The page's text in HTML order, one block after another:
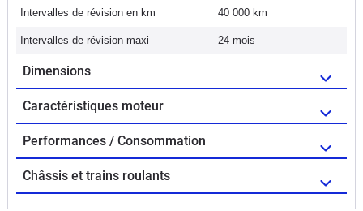
Intervalles de révision en km
40 000 km
Intervalles de révision maxi 24 mois
Dimensions
Caractéristiques moteur
Performances / Consommation
Châssis et trains roulants